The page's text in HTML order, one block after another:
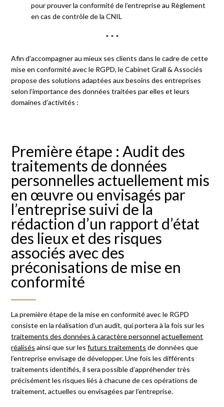
pour prouver la conformité de l’entreprise au Règlement
en cas de contrôle de la CNIL
* * *
Afin d’accompagner au mieux ses clients dans le cadre de cette
mise en conformité avec le RGPD, le Cabinet Grall & Associés
propose des solutions adaptées aux besoins des entreprises
selon l’importance des données traitées par elles et leurs
domaines d’activités :
Première étape : Audit des
traitements de données
personnelles actuellement mis
en œuvre ou envisagés par
l’entreprise suivi de la
rédaction d’un rapport d’état
des lieux et des risques
associés avec des
préconisations de mise en
conformité
La première étape de la mise en conformité avec le RGPD
consiste en la réalisation d’un audit, qui portera à la fois sur les
traitements des données à caractère personnel actuellement
réalisés ainsi que sur lesfuturs traitements de données que
l’entreprise envisage de développer. Une fois les différents
traitements identifiés, il sera possible d’appréhender très
précisément les risques liés à chacune de ces opérations de
traitement, actuelles ou envisagées par l’entreprise.